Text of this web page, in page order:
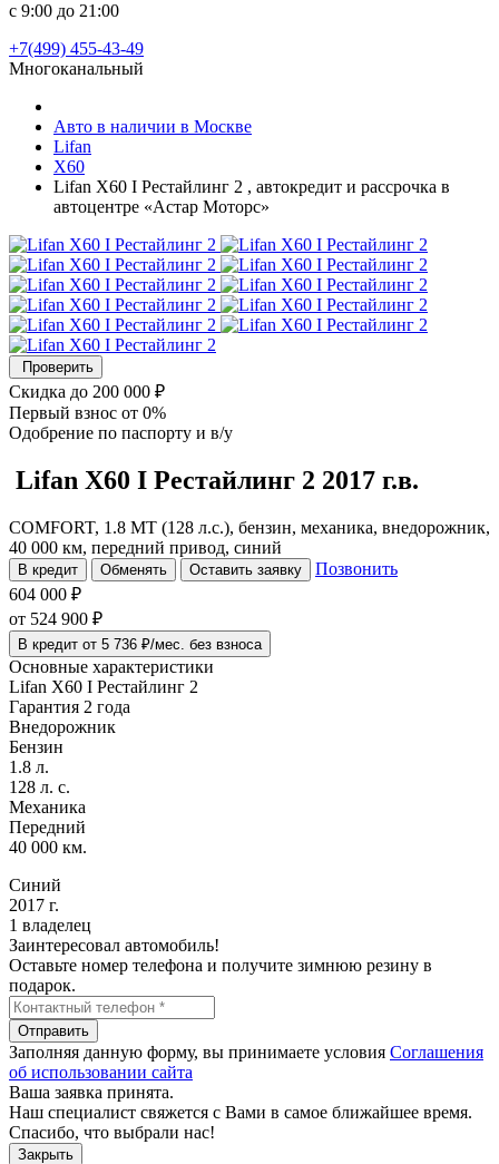
с 9:00 до 21:00
+7(499) 455-43-49
Многоканальный
Авто в наличии в Москве
Lifan
X60
Lifan X60 I Рестайлинг 2 , автокредит и рассрочка в
автоцентре «Астар Моторс»
Проверить
Скидка до 200 000 ₽
Первый взнос от 0%
Одобрение по паспорту и в/у
Lifan X60 I Рестайлинг 2 2017 г.в.
COMFORT, 1.8 MT (128 л.с.), бензин, механика, внедорожник,
40 000 км, передний привод, синий
В кредит Обменять Оставить заявку
Позвонить
604 000 ₽
от 524 900 ₽
В кредит от 5 736 ₽/мес. без взноса
Основные характеристики
Lifan X60 I Рестайлинг 2
Гарантия 2 года
Внедорожник
Бензин
1.8 л.
128 л. с.
Механика
Передний
40 000 км.
Синий
2017 г.
1 владелец
Заинтересовал автомобиль!
Оставьте номер телефона и получите зимнюю резину в
подарок.
Отправить
Заполняя данную форму, вы принимаете условия Соглашения
об использовании сайта
Ваша заявка принята.
Наш специалист свяжется с Вами в самое ближайшее время.
Спасибо, что выбрали нас!
Закрыть